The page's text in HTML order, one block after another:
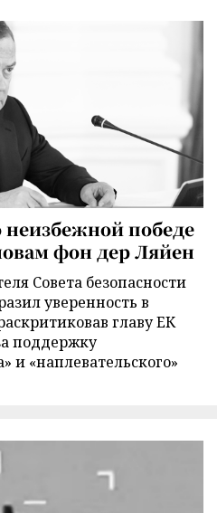
неизбежной победе
фон дер Ляйен
Совета безопасности
уверенность в
главу ЕК
поддержку
и «наплевательского»